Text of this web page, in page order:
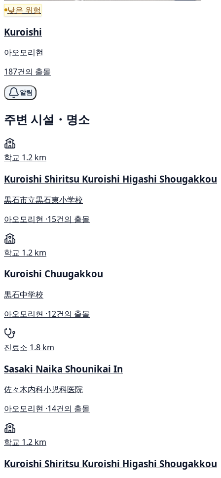
낮은 위험
Kuroishi
아오모리현
187건의 출몰
알림
주변 시설・명소
학교 1.2 km
Kuroishi Shiritsu Kuroishi Higashi Shougakkou
黒石市立黒石東小学校
아오모리현 ·15건의 출몰
학교 1.2 km
Kuroishi Chuugakkou
黒石中学校
아오모리현 ·12건의 출몰
진료소 1.8 km
Sasaki Naika Shounikai In
佐々木内科小児科医院
아오모리현 ·14건의 출몰
학교 1.2 km
Kuroishi Shiritsu Kuroishi Higashi Shougakkou